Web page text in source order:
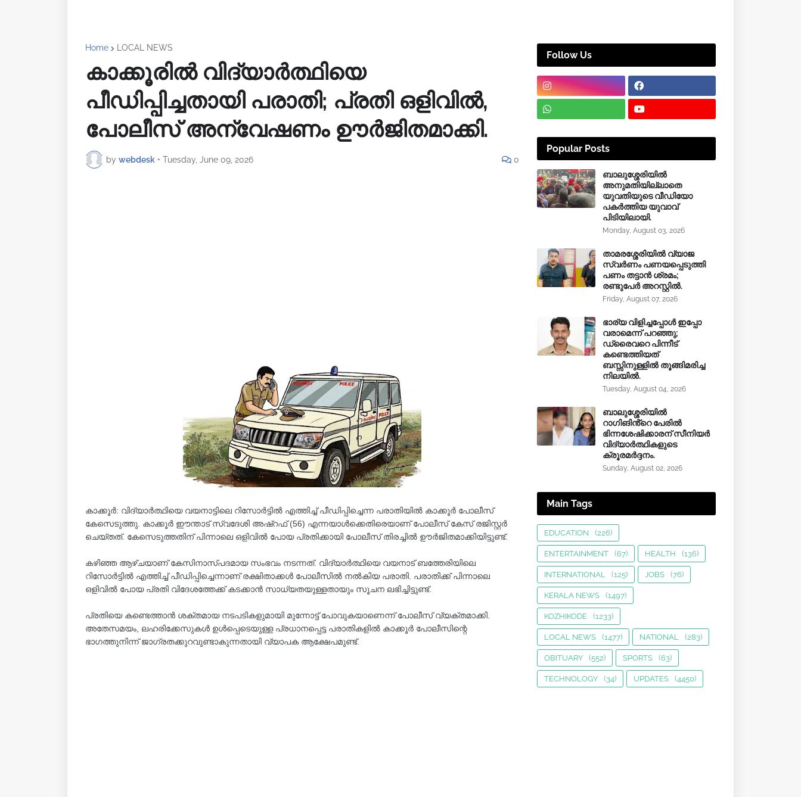
Home LOCAL NEWS
കാക്കൂരിൽ വിദ്യാർത്ഥിയെ
പീഡിപ്പിച്ചതായി പരാതി; പ്രതി ഒളിവിൽ,
പോലീസ് അന്വേഷണം ഊർജിതമാക്കി.
by webdesk • Tuesday, June 09, 2026 0
കാക്കൂർ: വിദ്യാർത്ഥിയെ വയനാട്ടിലെ റിസോർട്ടിൽ എത്തിച്ച് പീഡിപ്പിച്ചെന്ന പരാതിയിൽ കാക്കൂർ പോലീസ്
കേസെടുത്തു. കാക്കൂർ ഈന്താട് സ്വദേശി അഷ്റഫ് (56) എന്നയാൾക്കെതിരെയാണ് പോലീസ് കേസ് രജിസ്റ്റർ
ചെയ്തത്. കേസെടുത്തതിന് പിന്നാലെ ഒളിവിൽ പോയ പ്രതിക്കായി പോലീസ് തിരച്ചിൽ ഊർജിതമാക്കിയിട്ടുണ്ട്.
കഴിഞ്ഞ ആഴ്ചയാണ് കേസിനാസ്പദമായ സംഭവം നടന്നത്. വിദ്യാർത്ഥിയെ വയനാട് ബത്തേരിയിലെ
റിസോർട്ടിൽ എത്തിച്ച് പീഡിപ്പിച്ചെന്നാണ് രക്ഷിതാക്കൾ പോലീസിൽ നൽകിയ പരാതി. പരാതിക്ക് പിന്നാലെ
ഒളിവിൽ പോയ പ്രതി വിദേശത്തേക്ക് കടക്കാൻ സാധ്യതയുള്ളതായും സൂചന ലഭിച്ചിട്ടുണ്ട്.
പ്രതിയെ കണ്ടെത്താൻ ശക്തമായ നടപടികളുമായി മുന്നോട്ട് പോവുകയാണെന്ന് പോലീസ് വ്യക്തമാക്കി.
അതേസമയം, ലഹരിക്കേസുകൾ ഉൾപ്പെടെയുള്ള പ്രധാനപ്പെട്ട പരാതികളിൽ കാക്കൂർ പോലീസിന്റെ
ഭാഗത്തുനിന്ന് ജാഗ്രതക്കുറവുണ്ടാകുന്നതായി വ്യാപക ആക്ഷേപമുണ്ട്.
Follow Us
Popular Posts
ബാലുശ്ശേരിയിൽ
അനുമതിയില്ലാതെ
യുവതിയുടെ വീഡിയോ
പകർത്തിയ യുവാവ്
പിടിയിലായി.
Monday, August 03, 2026
താമരശ്ശേരിയിൽ വ്യാജ
സ്വർണം പണയപ്പെടുത്തി
പണം തട്ടാൻ ശ്രമം;
രണ്ടുപേർ അറസ്റ്റിൽ.
Friday, August 07, 2026
ഭാര്യ വിളിച്ചപ്പോള്‍ ഇപ്പോ
വരാമെന്ന് പറഞ്ഞു;
ഡ്രൈവറെ പിന്നീട്
കണ്ടെത്തിയത്
ബസ്സിനുള്ളില്‍ തൂങ്ങിമരിച്ച
നിലയിൽ.
Tuesday, August 04, 2026
ബാലുശ്ശേരിയിൽ
റാഗിങിൻ്റെ പേരിൽ
ഭിന്നശേഷിക്കാരന് സീനിയർ
വിദ്യാർത്ഥികളുടെ
ക്രൂരമര്‍ദ്ദനം.
Sunday, August 02, 2026
Main Tags
EDUCATION (226)
ENTERTAINMENT (67) HEALTH (136)
INTERNATIONAL (125) JOBS (76)
KERALA NEWS (1497)
KOZHIKODE (1233)
LOCAL NEWS (1477) NATIONAL (283)
OBITUARY (552) SPORTS (63)
TECHNOLOGY (34) UPDATES (4450)